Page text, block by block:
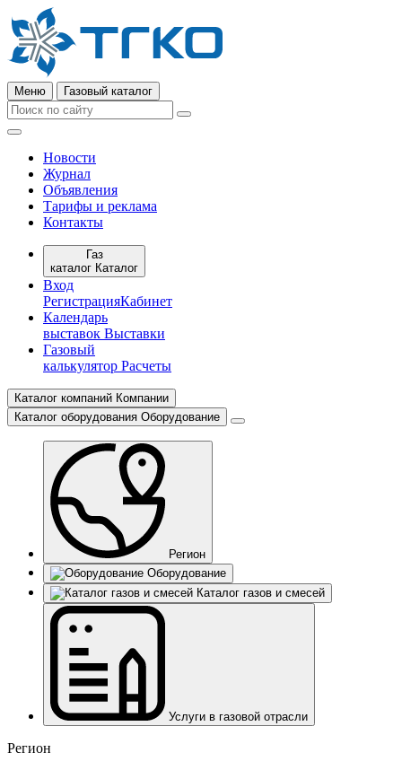
Меню Газовый каталог
Новости
Журнал
Объявления
Тарифы и реклама
Контакты
Газ
каталог Каталог
Вход
РегистрацияКабинет
Календарь
выставок Выставки
Газовый
калькулятор Расчеты
Каталог компаний Компании
Каталог оборудования Оборудование
Регион
Оборудование
Каталог газов и смесей
Услуги в газовой отрасли
Регион